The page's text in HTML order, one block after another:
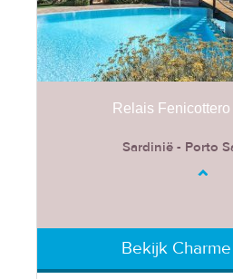
Relais
Sardinië - Porto
Bekijk